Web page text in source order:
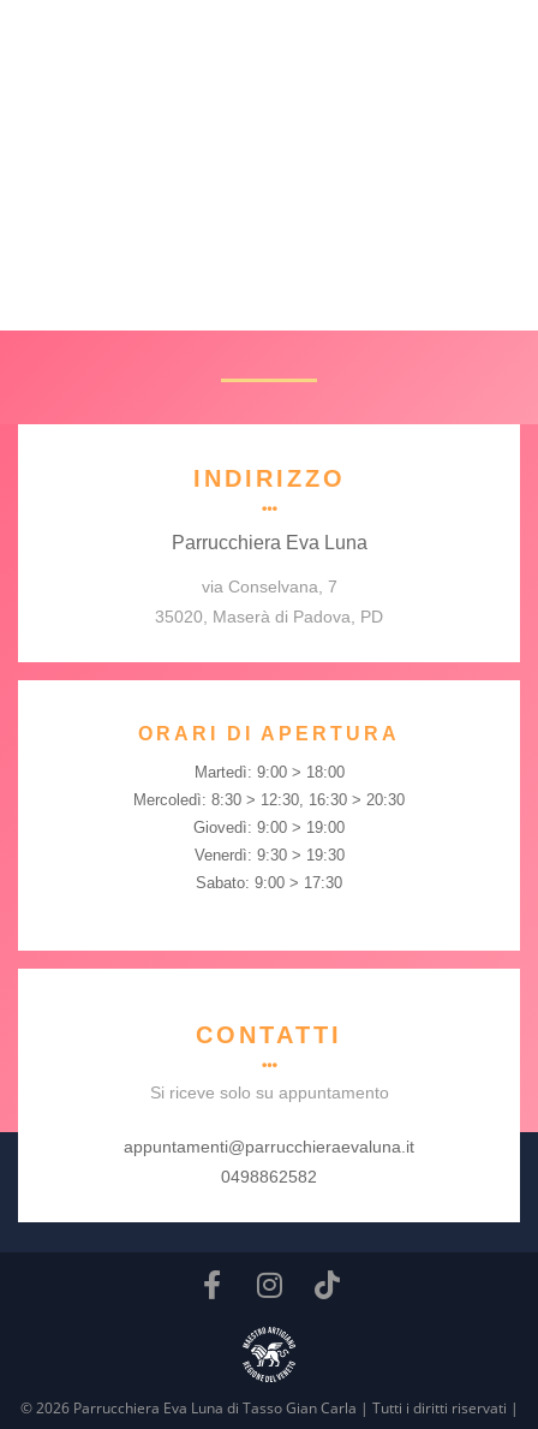
INDIRIZZO
Parrucchiera Eva Luna
via Conselvana, 7
35020, Maserà di Padova, PD
ORARI DI APERTURA
Martedì: 9:00 > 18:00
Mercoledì: 8:30 > 12:30, 16:30 > 20:30
Giovedì: 9:00 > 19:00
Venerdì: 9:30 > 19:30
Sabato: 9:00 > 17:30
CONTATTI
Si riceve solo su appuntamento
appuntamenti@parrucchieraevaluna.it
0498862582
© 2026 Parrucchiera Eva Luna di Tasso Gian Carla | Tutti i diritti riservati |